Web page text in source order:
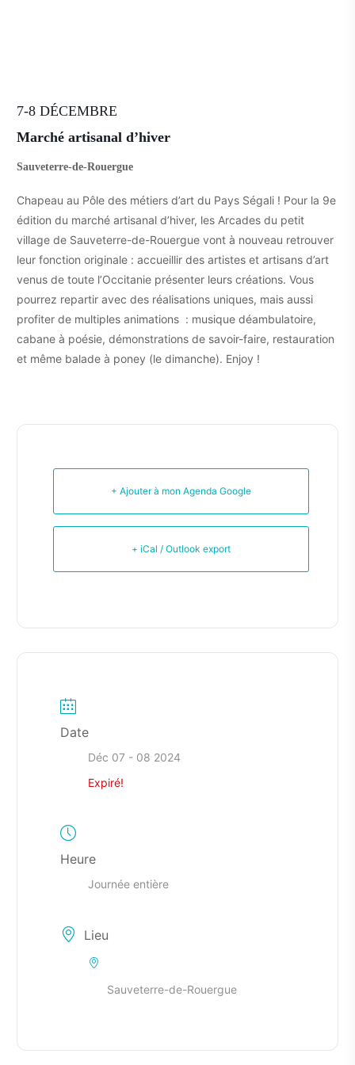
7-8 DÉCEMBRE
Marché artisanal d’hiver
Sauveterre-de-Rouergue
Chapeau au Pôle des métiers d’art du Pays Ségali ! Pour la 9e
édition du marché artisanal d’hiver, les Arcades du petit
village de Sauveterre-de-Rouergue vont à nouveau retrouver
leur fonction originale : accueillir des artistes et artisans d’art
venus de toute l’Occitanie présenter leurs créations. Vous
pourrez repartir avec des réalisations uniques, mais aussi
profiter de multiples animations : musique déambulatoire,
cabane à poésie, démonstrations de savoir-faire, restauration
et même balade à poney (le dimanche). Enjoy !
+ Ajouter à mon Agenda Google
+ iCal / Outlook export
Date
Déc 07 - 08 2024
Expiré!
Heure
Journée entière
Lieu
Sauveterre-de-Rouergue